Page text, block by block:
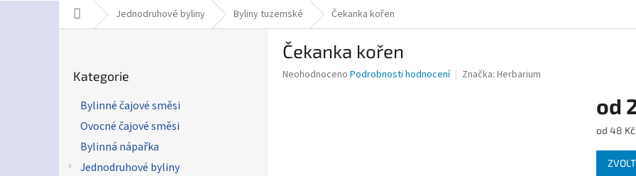
Domů Jednodruhové byliny Byliny tuzemské Čekanka kořen
kategorie
Kategorie
Bylinné čajové směsi
Ovocné čajové směsi
Bylinná nápařka
Jednodruhové byliny
Čekanka kořen
Průměrné
Neohodnoceno Podrobnosti hodnocení Značka: Herbarium
od
Měrná
od 48